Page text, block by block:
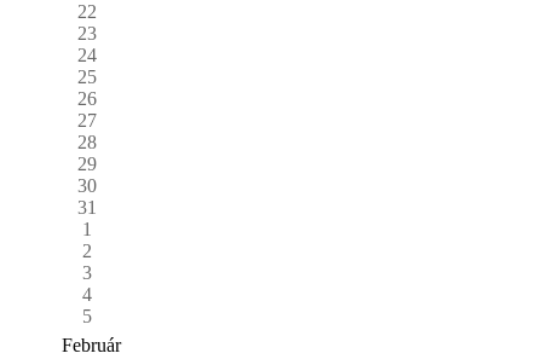
22
23
24
25
26
27
28
29
30
31
1
2
3
4
5
Február